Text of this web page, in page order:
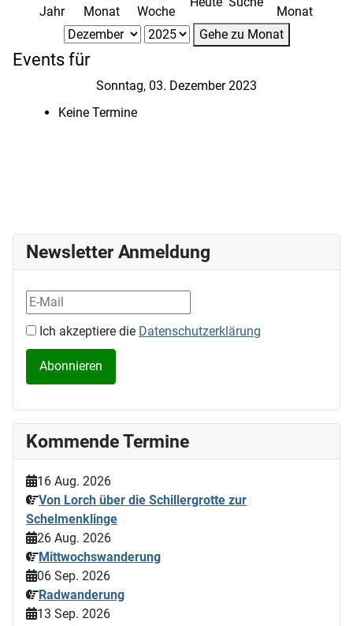
Jahr
Monat
Woche
Monat
Gehe zu Monat
Events für
Sonntag, 03. Dezember 2023
Keine Termine
Newsletter Anmeldung
Ich akzeptiere die Datenschutzerklärung
Kommende Termine
16 Aug. 2026
Von Lorch über die Schillergrotte zur
Schelmenklinge
26 Aug. 2026
Mittwochswanderung
06 Sep. 2026
Radwanderung
13 Sep. 2026